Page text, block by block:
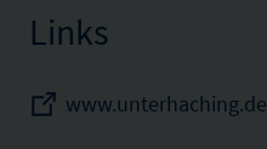
Links
www.unterhaching.de